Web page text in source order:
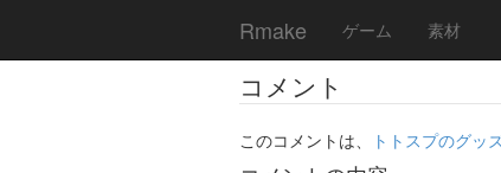
Rmake ゲーム 素材
コメント
このコメントは、 トトスプのグッ